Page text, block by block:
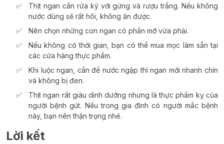
Thịt ngan cần rửa kỹ với gừng và rượu trắng. Nếu không
nước dùng sẽ rất hôi, không ăn được.
Nên chọn những con ngan có phần mỡ vừa phải.
Nếu không có thời gian, bạn có thể mua mọc làm sẵn tại
các cửa hàng thực phẩm.
Khi luộc ngan, cần để nước ngập thì ngan mới nhanh chín
và không bị đen.
Thịt ngan rất giàu dinh dưỡng nhưng là thực phẩm kỵ của
người bệnh gút. Nếu trong gia đình có người mắc bệnh
này, bạn nên thận trọng nhé.
Lời kết